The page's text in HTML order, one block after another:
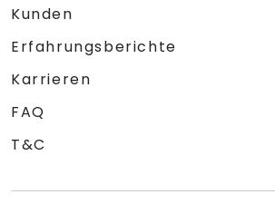
Kunden
Erfahrungsberichte
Karrieren
FAQ
T&C